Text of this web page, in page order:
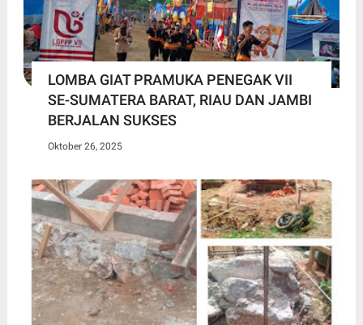
LOMBA GIAT PRAMUKA PENEGAK VII
SE-SUMATERA BARAT, RIAU DAN JAMBI
BERJALAN SUKSES
Oktober 26, 2025